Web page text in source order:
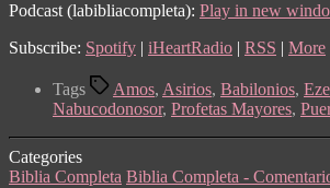
Podcast (labibliacompleta): Play in new
Subscribe: Spotify | iHeartRadio | RSS | More
Tags Amos, Asirios, Babilonios,
Nabucodonosor, Profetas Mayores,
Categories
Biblia Completa Biblia Completa -